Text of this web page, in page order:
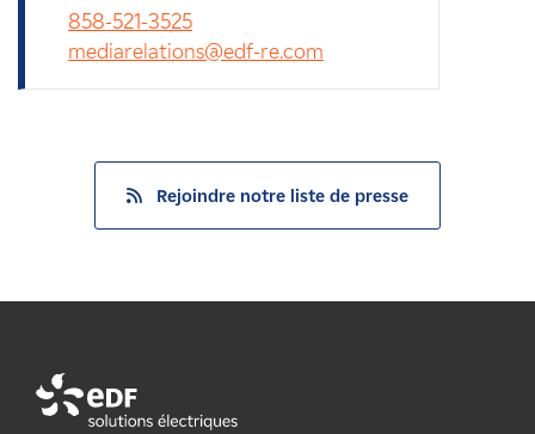
858-521-3525
mediarelations@edf-re.com
Rejoindre notre liste de presse